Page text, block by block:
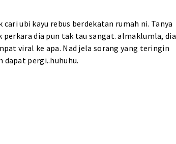
cari ubi kayu rebus berdekatan rumah ni. Tanya
perkara dia pun tak tau sangat. almaklumla, dia
viral ke apa. Nad jela sorang yang teringin
dapat pergi..huhuhu.